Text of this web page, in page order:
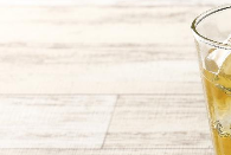
キャンペーン情報
ブランド・スペシャルサ
ブランド・スペシャルサ